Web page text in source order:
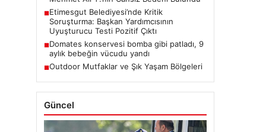
■Etimesgut Belediyesi’nde Kritik
Soruşturma: Başkan Yardımcısının
Uyuşturucu Testi Pozitif Çıktı
■Domates konservesi bomba gibi patladı, 9
aylık bebeğin vücudu yandı
■Outdoor Mutfaklar ve Şık Yaşam Bölgeleri
Güncel